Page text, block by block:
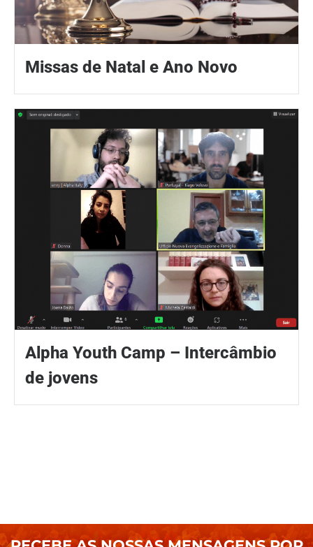
Missas de Natal e Ano Novo
Alpha Youth Camp – Intercâmbio
de jovens